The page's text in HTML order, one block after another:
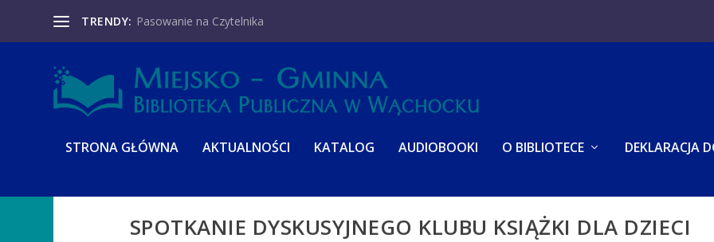
TRENDY: Pasowanie na Czytelnika
STRONA GŁÓWNA AKTUALNOŚCI KATALOG AUDIOBOOKI O BIBLIOTECE DEKLARACJA
SPOTKANIE DYSKUSYJNEGO KLUBU KSIĄŻKI DLA DZIECI